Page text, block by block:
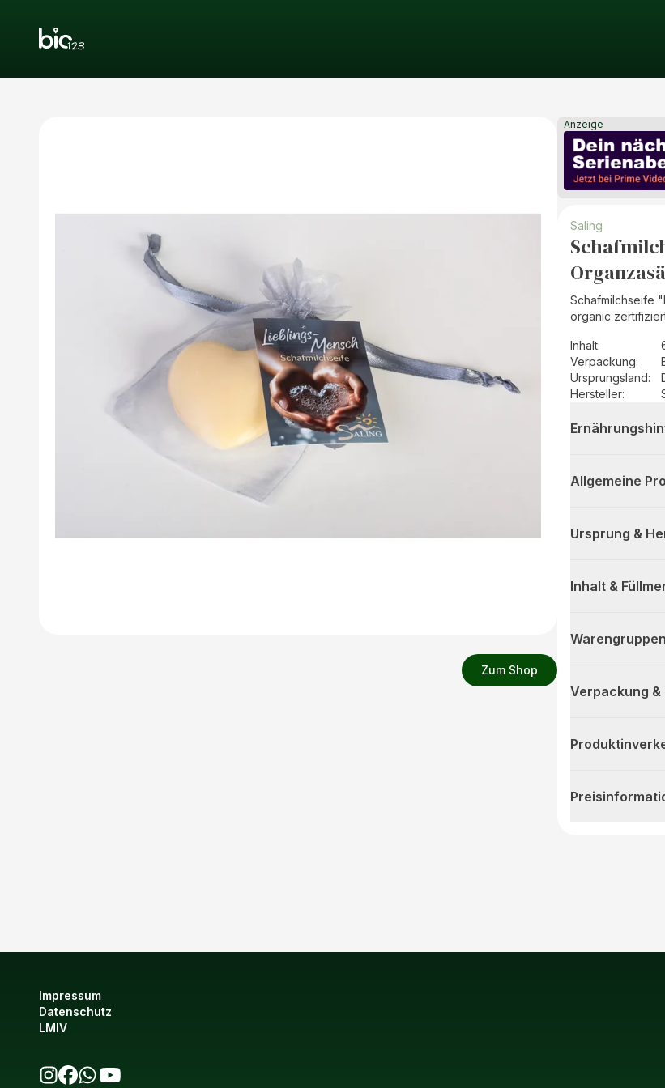
Zum Shop
Anzeige
Saling
Schafmilchseife
organic
Inhalt:
Verpackung:
Ursprungsland:
Hersteller:
Allgemeine
Ursprung &
Inhalt &
Verpackung &
Impressum
Datenschutz
LMIV